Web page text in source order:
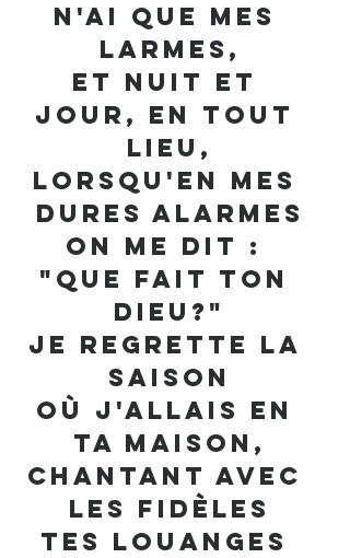
n'ai que mes
larmes,
Et nuit et
jour, en tout
lieu,
Lorsqu'en mes
dures alarmes
On me dit :
"Que fait ton
Dieu?"
Je regrette la
saison
Où j'allais en
ta maison,
Chantant avec
les fidèles
Tes louanges